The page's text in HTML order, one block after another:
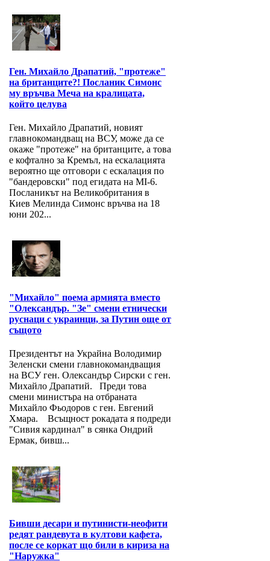
Ген. Михайло Драпатий, "протеже"
на британците?! Посланик Симонс
му връчва Меча на кралицата,
който целува
Ген. Михайло Драпатий, новият
главнокомандващ на ВСУ, може да се
окаже "протеже" на британците, а това
е кофтално за Кремъл, на ескалацията
вероятно ще отговори с ескалация по
"бандеровски" под егидата на MI-6.
Посланикът на Великобритания в
Киев Мелинда Симонс връчва на 18
юни 202...
"Михайло" поема армията вместо
"Олександър. "Зе" смени етнически
руснаци с украинци, за Путин още от
същото
Президентът на Украйна Володимир
Зеленски смени главнокомандващия
на ВСУ ген. Олександър Сирски с ген.
Михайло Драпатий. Преди това
смени министъра на отбраната
Михайло Фьодоров с ген. Евгений
Хмара. Всъщност рокадата я подреди
"Сивия кардинал" в сянка Ондрий
Ермак, бивш...
Бивши десари и путинисти-неофити
редят рандевута в култови кафета,
после се коркат що били в кириза на
"Наружка"